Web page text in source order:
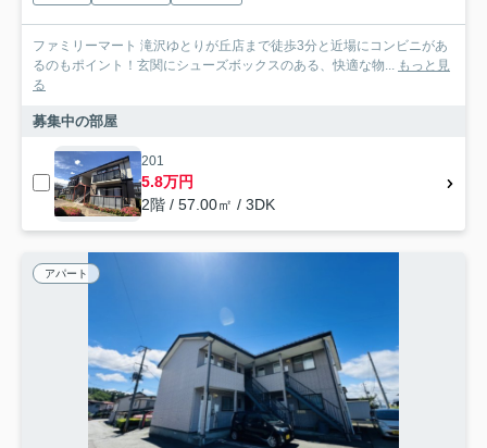
ファミリーマート 滝沢ゆとりが丘店まで徒歩3分と近場にコンビニがあ
るのもポイント！玄関にシューズボックスのある、快適な物...
もっと見
る
募集中の部屋
201
5.8万円
2階 / 57.00㎡ / 3DK
アパート